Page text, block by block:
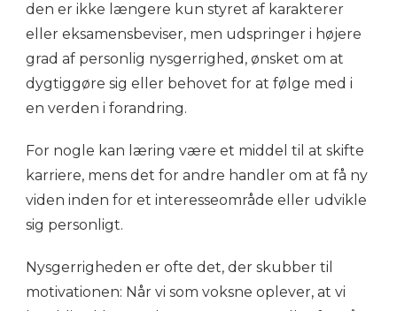
den er ikke længere kun styret af karakterer
eller eksamensbeviser, men udspringer i højere
grad af personlig nysgerrighed, ønsket om at
dygtiggøre sig eller behovet for at følge med i
en verden i forandring.
For nogle kan læring være et middel til at skifte
karriere, mens det for andre handler om at få ny
viden inden for et interesseområde eller udvikle
sig personligt.
Nysgerrigheden er ofte det, der skubber til
motivationen: Når vi som voksne oplever, at vi